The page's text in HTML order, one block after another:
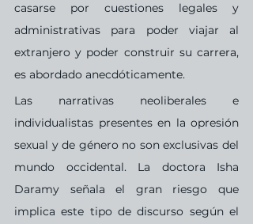
casarse por cuestiones legales y
administrativas para poder viajar al
extranjero y poder construir su carrera,
es abordado anecdóticamente.
Las narrativas neoliberales e
individualistas presentes en la opresión
sexual y de género no son exclusivas del
mundo occidental. La doctora Isha
Daramy señala el gran riesgo que
implica este tipo de discurso según el